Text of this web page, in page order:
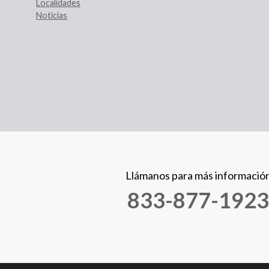
Localidades
Noticias
Llámanos para más
833-877-1923